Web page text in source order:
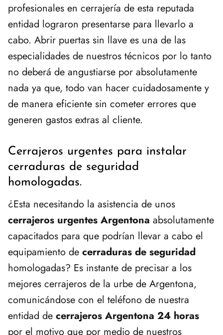
profesionales en cerrajería de esta reputada
entidad lograron presentarse para llevarlo a
cabo. Abrir puertas sin llave es una de las
especialidades de nuestros técnicos por lo tanto
no deberá de angustiarse por absolutamente
nada ya que, todo van hacer cuidadosamente y
de manera eficiente sin cometer errores que
generen gastos extras al cliente.
Cerrajeros urgentes para instalar
cerraduras de seguridad
homologadas.
¿Esta necesitando la asistencia de unos
cerrajeros urgentes Argentona absolutamente
capacitados para que podrían llevar a cabo el
equipamiento de cerraduras de seguridad
homologadas? Es instante de precisar a los
mejores cerrajeros de la urbe de Argentona,
comunicándose con el teléfono de nuestra
entidad de cerrajeros Argentona 24 horas
por el motivo que por medio de nuestros